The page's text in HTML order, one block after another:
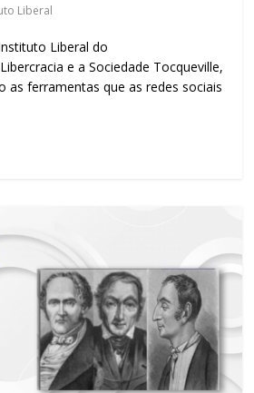
Liberal
Liberal do
e a Sociedade Tocqueville,
as ferramentas que as redes sociais